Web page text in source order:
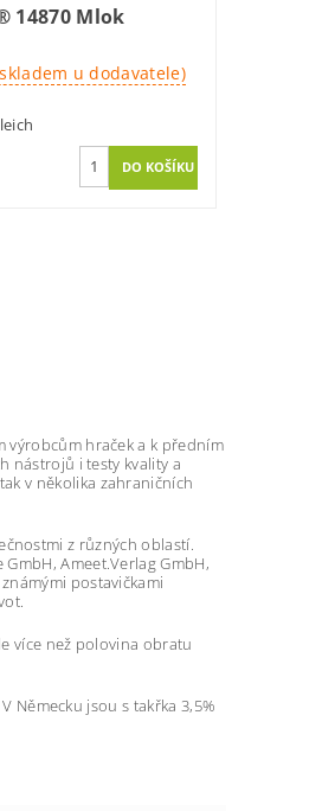
14870 Mlok
u dodavatele)
výrobcům hraček a k předním
nástrojů i testy kvality a
v několika zahraničních
z různých oblastí.
Ameet.Verlag GmbH,
postavičkami
více než polovina obratu
Německu jsou s takřka 3,5%